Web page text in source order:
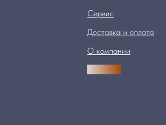
Сервис
Доставка и оплата
О компании